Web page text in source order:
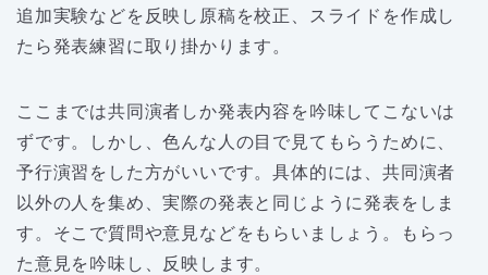
追加実験などを反映し原稿を校正、スライドを作成し
たら発表練習に取り掛かります。
ここまでは共同演者しか発表内容を吟味してこないは
ずです。しかし、色んな人の目で見てもらうために、
予行演習をした方がいいです。具体的には、共同演者
以外の人を集め、実際の発表と同じように発表をしま
す。そこで質問や意見などをもらいましょう。もらっ
た意見を吟味し、反映します。